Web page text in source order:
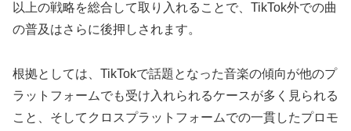
以上の戦略を総合して取り入れることで、TikTok外での曲
の普及はさらに後押しされます。
根拠としては、TikTokで話題となった音楽の傾向が他のプ
ラットフォームでも受け入れられるケースが多く見られる
こと、そしてクロスプラットフォームでの一貫したプロモ